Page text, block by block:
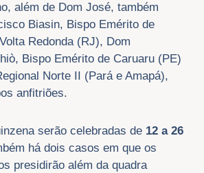
além de Dom José, também
Biasin, Bispo Emérito de
Redonda (RJ), Dom
Bispo Emérito de Caruaru (PE)
Norte II (Pará e Amapá),
anfitriões.
serão celebradas de 12 a 26
há dois casos em que os
presidirão além da quadra